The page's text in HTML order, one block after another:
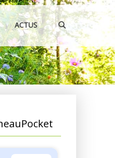
ACTUS